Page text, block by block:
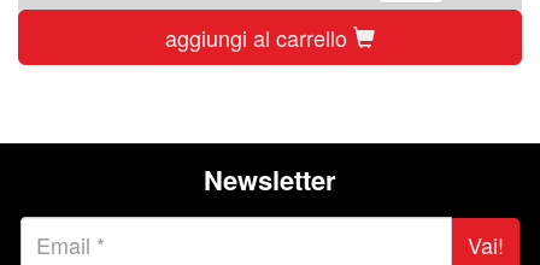
aggiungi al carrello
Newsletter
Vai!